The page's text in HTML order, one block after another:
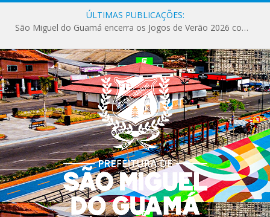
ÚLTIMAS PUBLICAÇÕES:
São Miguel do Guamá encerra os Jogos de Verão 2026 com sucesso de público e competições.